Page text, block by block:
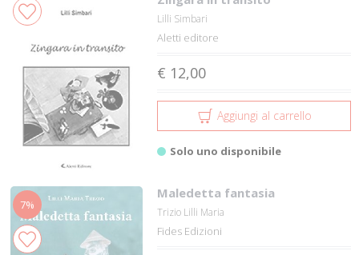
Lilli Simbari
Aletti editore
€ 12,00
Aggiungi al carrello
Solo uno disponibile
7%
Maledetta fantasia
Trizio Lilli Maria
Fides Edizioni